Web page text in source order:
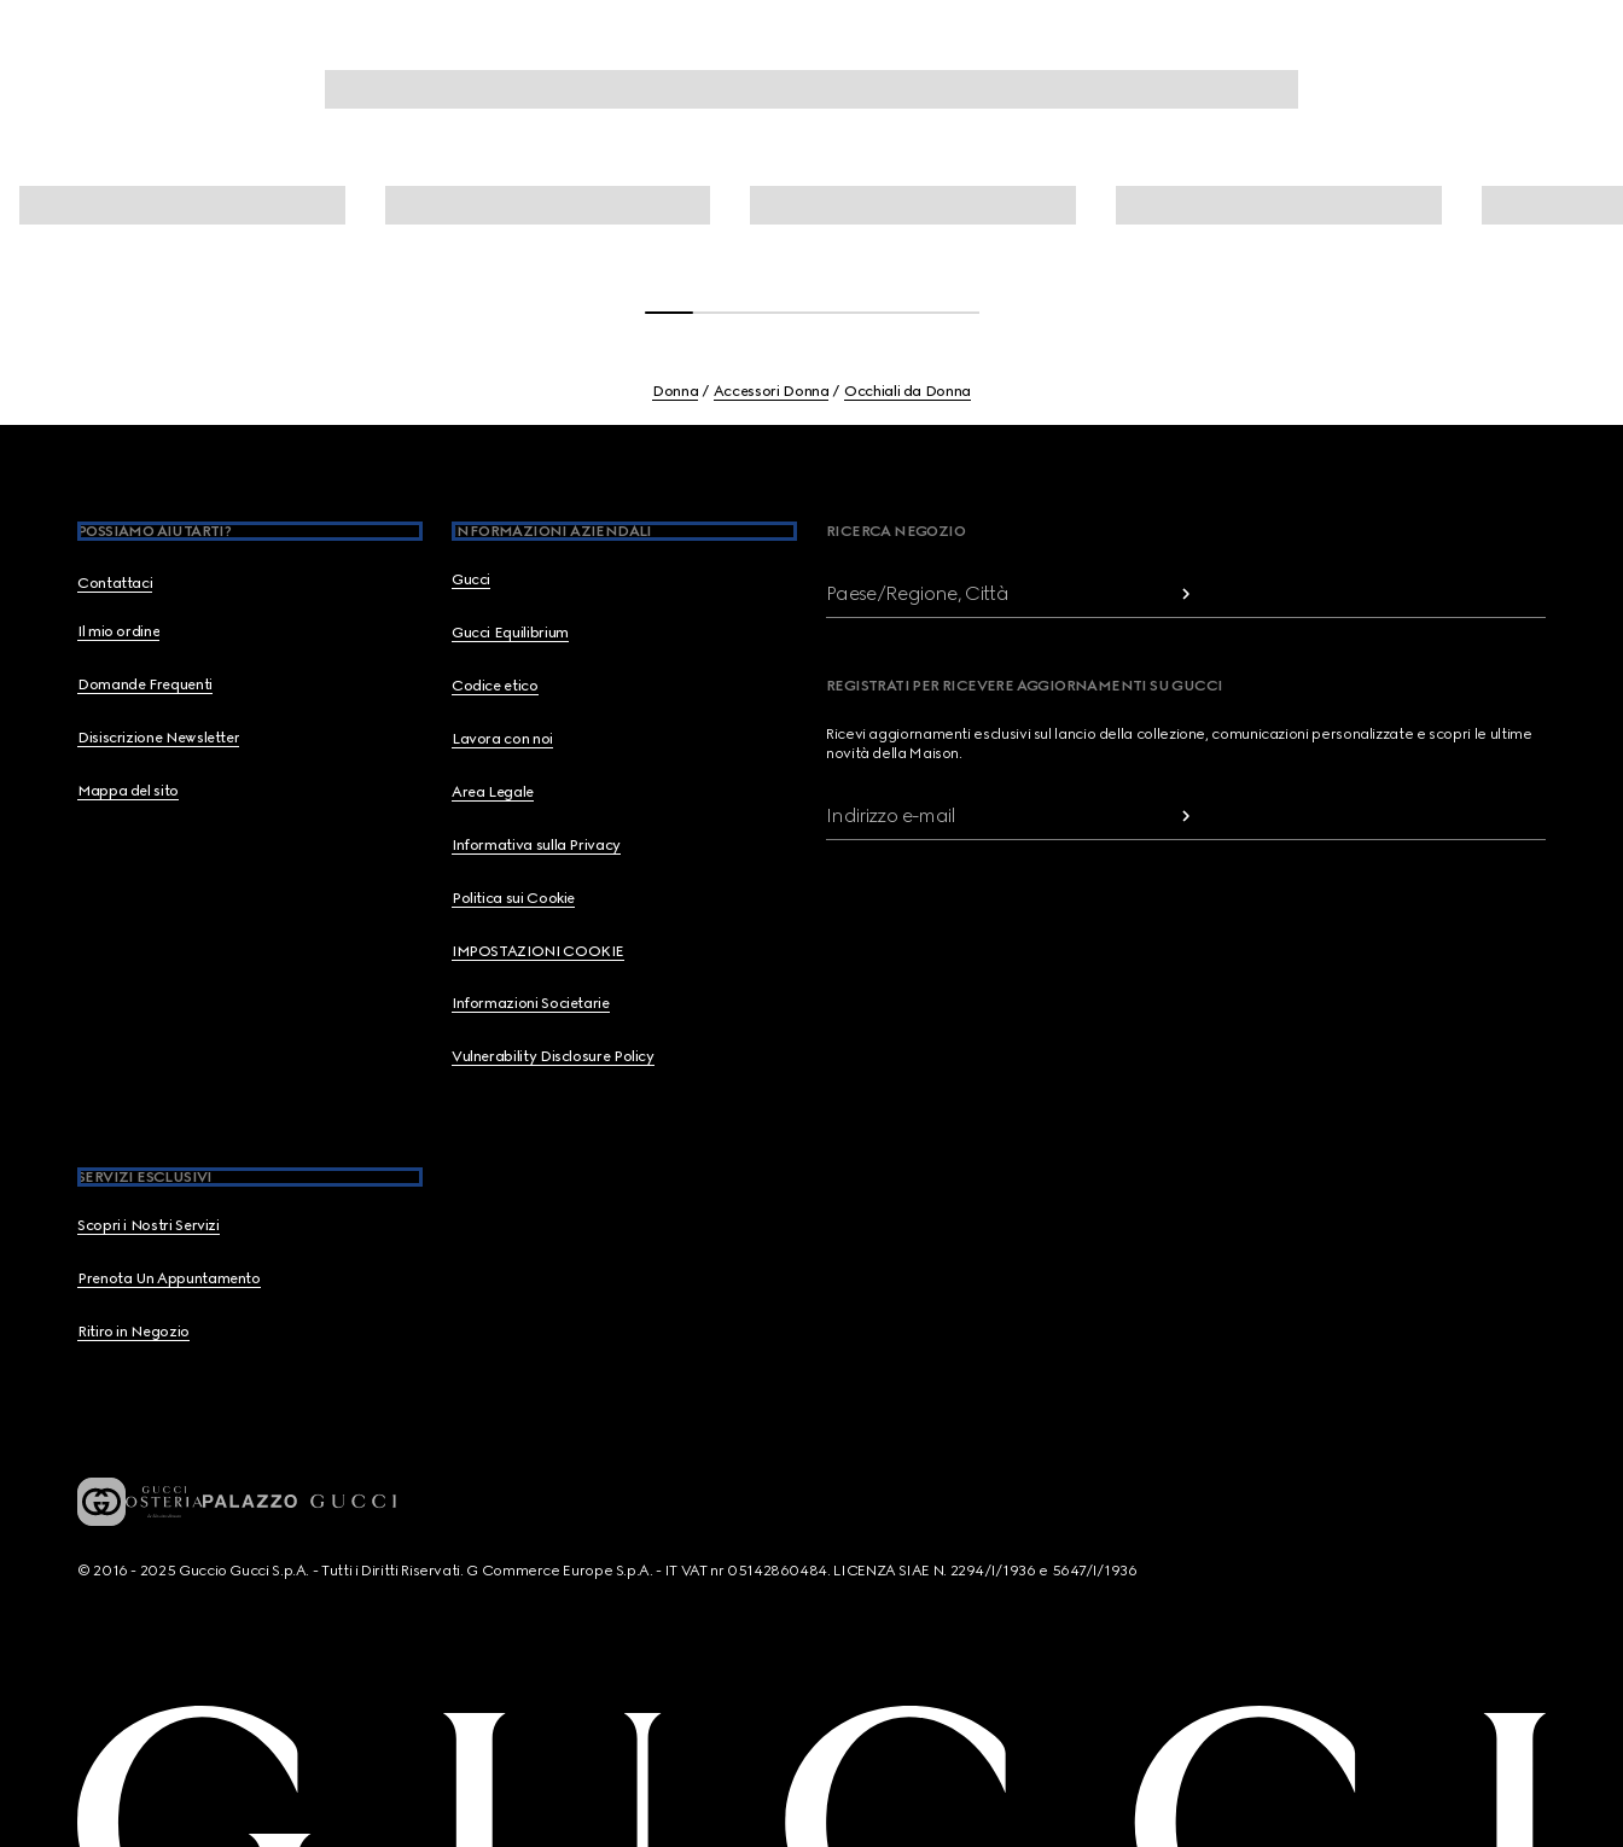
Donna Accessori Donna Occhiali da Donna
POSSIAMO AIUTARTI?
Contattaci
Il mio ordine
Domande Frequenti
Disiscrizione Newsletter
Mappa del sito
INFORMAZIONI AZIENDALI
Gucci
Gucci Equilibrium
Codice etico
Lavora con noi
Area Legale
Informativa sulla Privacy
Politica sui Cookie
IMPOSTAZIONI COOKIE
Informazioni Societarie
Vulnerability Disclosure Policy
SERVIZI ESCLUSIVI
Scopri i Nostri Servizi
Prenota Un Appuntamento
Ritiro in Negozio
RICERCA NEGOZIO
Paese/Regione, Città
REGISTRATI PER RICEVERE AGGIORNAMENTI SU GUCCI
Ricevi aggiornamenti esclusivi sul lancio della collezione, comunicazioni personalizzate e scopri le ultime
novità della Maison.
Indirizzo e-mail
© 2016 - 2025 Guccio Gucci S.p.A. - Tutti i Diritti Riservati. G Commerce Europe S.p.A. - IT VAT nr 05142860484. LICENZA SIAE N. 2294/I/1936 e 5647/I/1936